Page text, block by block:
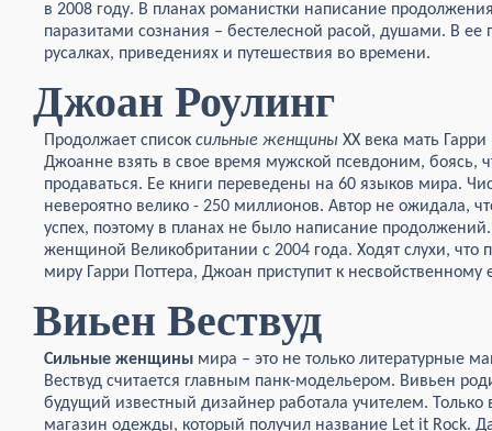
в 2008 году. В планах романистки написание
паразитами сознания – бестелесной расой, душами. В ее
русалках, приведениях и путешествия во времени.
Джоан Роулинг
Продолжает список сильные женщины XX века мать
Джоанне взять в свое время мужской псевдоним, боясь,
продаваться. Ее книги переведены на 60 языков мира.
невероятно велико - 250 миллионов. Автор не ожидала,
успех, поэтому в планах не было написание
женщиной Великобритании с 2004 года. Ходят слухи, что
миру Гарри Поттера, Джоан приступит к несвойственному
Виьен Вествуд
Сильные женщины мира – это не только литературные
Вествуд считается главным панк-модельером. Вивьен
будущий известный дизайнер работала учителем. Только
магазин одежды, который получил название Let it Rock.